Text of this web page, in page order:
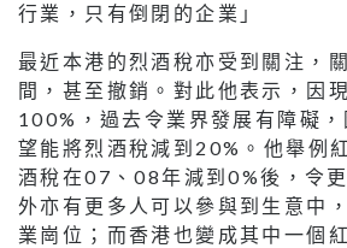
行業，只有倒閉的企業」
最近本港的烈酒稅亦受到關注，
間，甚至撤銷。對此他表示，因
100%，過去令業界發展有障礙
望能將烈酒稅減到20%。他舉例
酒稅在07、08年減到0%後，令
外亦有更多人可以參與到生意中
業崗位；而香港也變成其中一個